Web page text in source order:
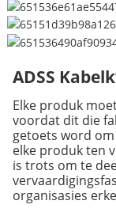
ADSS
Elke produk
voordat dit die
getoets word
elke produk ten
is trots om te
organisasies